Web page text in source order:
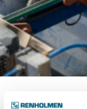
Categories: